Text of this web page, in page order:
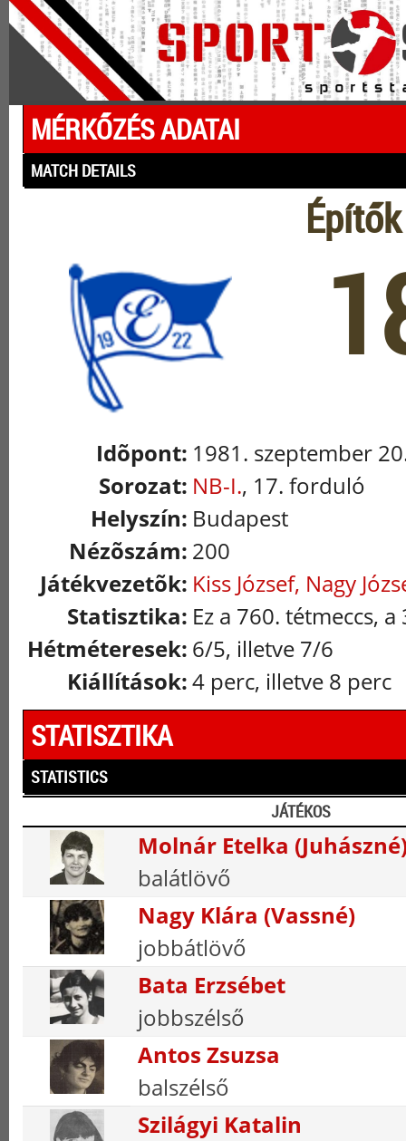
MÉRKŐZÉS ADATAI
MATCH DETAILS
Idõpont: 1981. szeptember
Sorozat: NB-I., 17. forduló
Helyszín: Budapest
Nézõszám: 200
Játékvezetõk: Kiss József, Nagy
Statisztika: Ez a 760. tétmeccs,
Hétméteresek: 6/5, illetve 7/6
Kiállítások:4 perc, illetve 8 perc
STATISZTIKA
STATISTICS
JÁTÉKOS
Molnár Etelka
balátlövő
Nagy Klára (Vassné)
jobbátlövő
Bata Erzsébet
jobbszélső
Antos Zsuzsa
balszélső
Szilágyi Katalin